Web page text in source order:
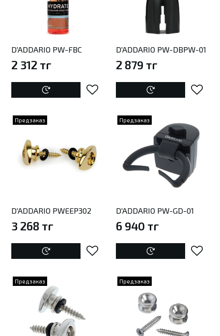
D'ADDARIO PW-FBC
2 312 тг
D'ADDARIO PW-DBPW-01
2 879 тг
Предзаказ
D'ADDARIO PWEEP302
3 268 тг
Предзаказ
D'ADDARIO PW-GD-01
6 940 тг
Предзаказ Предзаказ